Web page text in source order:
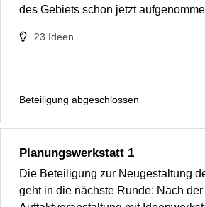
des Gebiets schon jetzt
23 Ideen
Beteiligung abgeschlossen
Planungswerkstatt 1
Die Beteiligung zur Neugestaltung
geht in die nächste Runde: Nach der